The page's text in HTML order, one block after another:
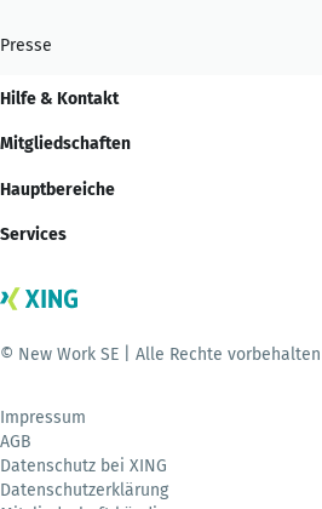
Presse
Hilfe & Kontakt
Mitgliedschaften
Hauptbereiche
Services
© New Work SE | Alle Rechte vorbehalten
Impressum
AGB
Datenschutz bei XING
Datenschutzerklärung